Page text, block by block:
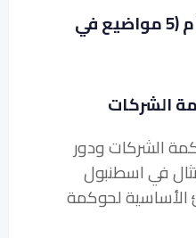
مخطط الدورة لمدة 5 أيام (5 مواضيع في
الشركات
الشركات ودور
في اسطنبول
الأساسية لحوكمة